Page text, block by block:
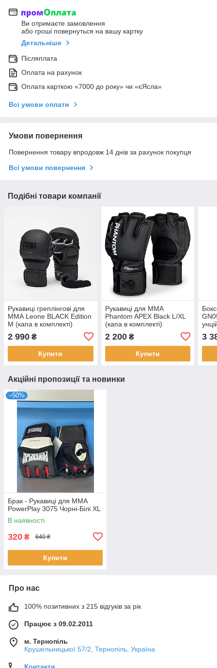
Ви отримаєте замовлення
або гроші повернуться на вашу картку
Детальніше
Післяплата
Оплата на рахунок
Оплата карткою «7000 до року» чи «єЯсла»
Всі умови оплати
Умови повернення
Повернення товару впродовж 14 днів за рахунок покупця
Всі умови повернення
Подібні товари компанії
Рукавиці греплінгові для
ММА Leone BLACK Edition
M (капа в комплекті)
2 990 ₴
Купити
Рукавиці для ММА
Phantom APEX Black L/XL
(капа в комплекті)
2 200₴
Купити
3
Акційні пропозиції та новинки
–50%
Брак - Рукавиці для MMA
PowerPlay 3075 Чорні-Білі XL
В наявності
320 ₴ 640 ₴
Купити
Про нас
100% позитивних з 215 відгуків за рік
Працює з 09.02.2011
м. Тернопіль
Крушельницької 57/2, Тернопіль, Україна